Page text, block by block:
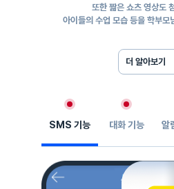
SMS 기능 대화 기능 알
또한 짧은 쇼츠 영상도
아이들의 수업 모습 등을 학부모
더 알아보기